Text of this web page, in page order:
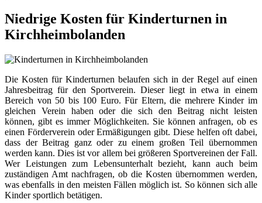
Niedrige Kosten für Kinderturnen in
Kirchheimbolanden
Die Kosten für Kinderturnen belaufen sich in der Regel auf einen
Jahresbeitrag für den Sportverein. Dieser liegt in etwa in einem
Bereich von 50 bis 100 Euro. Für Eltern, die mehrere Kinder im
gleichen Verein haben oder die sich den Beitrag nicht leisten
können, gibt es immer Möglichkeiten. Sie können anfragen, ob es
einen Förderverein oder Ermäßigungen gibt. Diese helfen oft dabei,
dass der Beitrag ganz oder zu einem großen Teil übernommen
werden kann. Dies ist vor allem bei größeren Sportvereinen der Fall.
Wer Leistungen zum Lebensunterhalt bezieht, kann auch beim
zuständigen Amt nachfragen, ob die Kosten übernommen werden,
was ebenfalls in den meisten Fällen möglich ist. So können sich alle
Kinder sportlich betätigen.